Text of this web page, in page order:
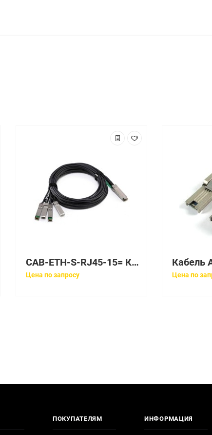
CAB-ETH-S-RJ45-15= Кабель Cisco Yellow EthernetStraight throughRJ-4515 feet
Цена по запросу
Кабель
Цена по
ПОКУПАТЕЛЯМ ИНФОРМАЦИЯ